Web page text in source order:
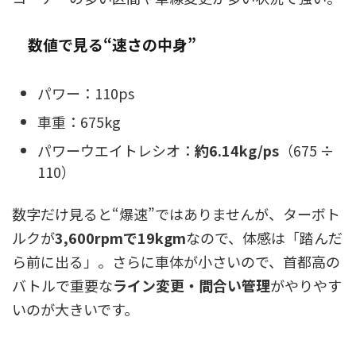
数値で見る“速さの中身”
パワー：110ps
車重：675kg
パワーウエイトレシオ： 約6.14kg/ps （675 ÷
110）
数字だけ見ると“爆速”ではありませんが、ターボト
ルクが3,600rpmで19kgmなので、体感は「踏んだ
ら前に出る」。さらに車体が小さいので、首都高の
バトルで重要なライン変更・間合い管理がやりやす
いのが大きいです。